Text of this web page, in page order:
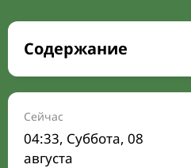
Содержание
Время намаза на
Расписание на месяц
Время Сухура и
Сейчас
04:33, Суббота, 08
августа